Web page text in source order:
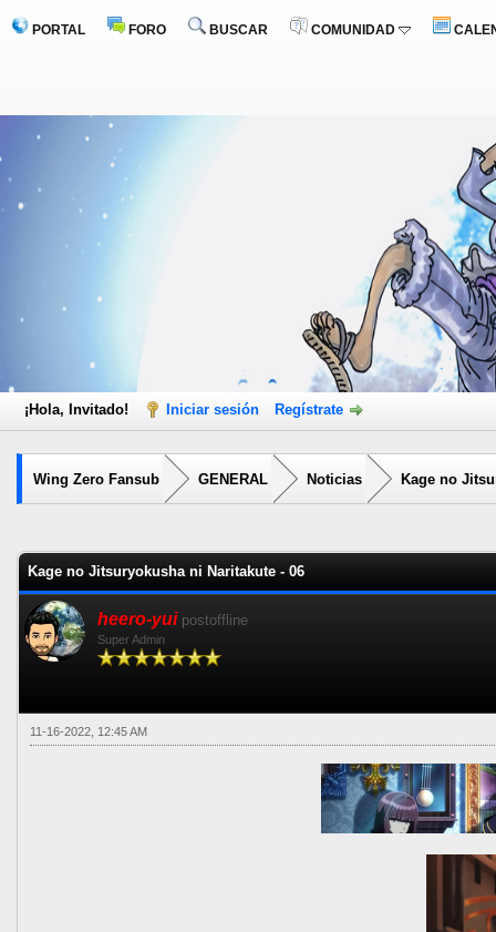
PORTAL FORO BUSCAR COMUNIDAD
¡Hola, Invitado! Iniciar sesión Regístrate
Wing Zero Fansub GENERAL Noticias Kage no
Kage no Jitsuryokusha ni Naritakute - 06
heero-yui postoffline
Super Admin
11-16-2022, 12:45 AM